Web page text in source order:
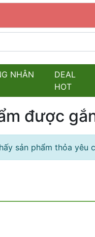
NHÂN
DEAL
HOT
được
sản phẩm thỏa yêu